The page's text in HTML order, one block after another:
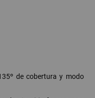
de cobertura y modo